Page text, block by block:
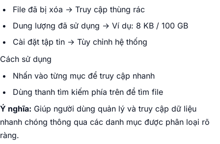
File đã bị xóa → Truy cập thùng rác
Dung lượng đã sử dụng → Ví dụ: 8 KB / 100 GB
Cài đặt tập tin → Tùy chỉnh hệ thống
Cách sử dụng
Nhấn vào từng mục để truy cập nhanh
Dùng thanh tìm kiếm phía trên để tìm file
Ý nghĩa: Giúp người dùng quản lý và truy cập dữ liệu
nhanh chóng thông qua các danh mục được phân loại rõ
ràng.